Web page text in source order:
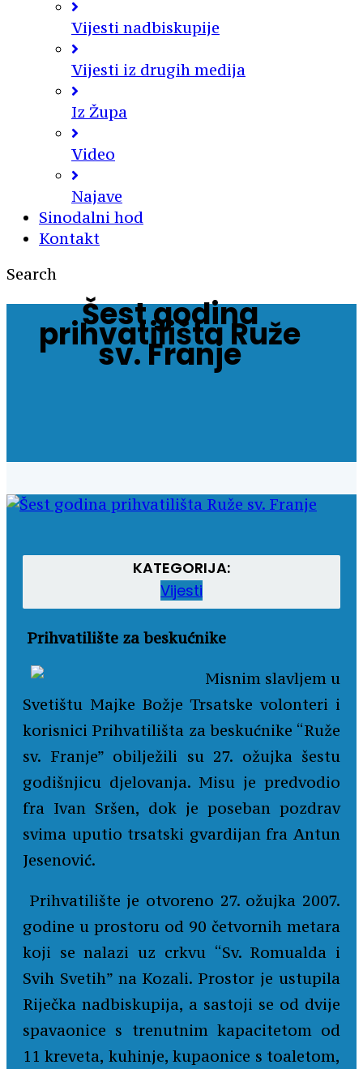
Vijesti nadbiskupije
Vijesti iz drugih medija
Iz Župa
Video
Najave
Sinodalni hod
Kontakt
Search
Šest godina
prihvatilišta Ruže
sv. Franje
KATEGORIJA:
Vijesti
Prihvatilište za beskućnike
Misnim slavljem u
Svetištu Majke Božje Trsatske volonteri i
korisnici Prihvatilišta za beskućnike “Ruže
sv. Franje” obilježili su 27. ožujka šestu
godišnjicu djelovanja. Misu je predvodio
fra Ivan Sršen, dok je poseban pozdrav
svima uputio trsatski gvardijan fra Antun
Jesenović.
Prihvatilište je otvoreno 27. ožujka 2007.
godine u prostoru od 90 četvornih metara
koji se nalazi uz crkvu “Sv. Romualda i
Svih Svetih” na Kozali. Prostor je ustupila
Riječka nadbiskupija, a sastoji se od dvije
spavaonice s trenutnim kapacitetom od
11 kreveta, kuhinje, kupaonice s toaletom,